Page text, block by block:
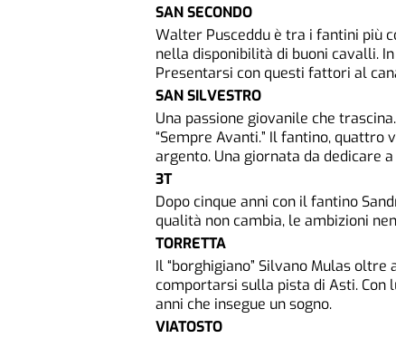
SAN SECONDO
Walter Pusceddu è tra i fantini più
nella disponibilità di buoni cavalli.
Presentarsi con questi fattori al
SAN SILVESTRO
Una passione giovanile che
“Sempre Avanti.” Il fantino,
argento. Una giornata da dedicare a
3T
Dopo cinque anni con il fantino
qualità non cambia, le ambizioni
TORRETTA
Il “borghigiano” Silvano Mulas
comportarsi sulla pista di Asti. Con
anni che insegue un sogno.
VIATOSTO